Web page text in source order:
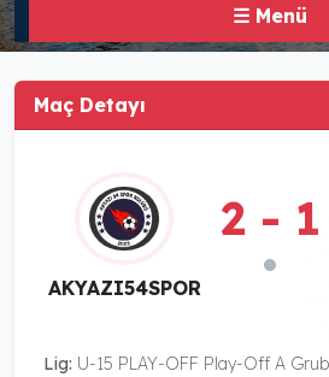
☰ Menü
Maç Detayı
AKYAZI54SPOR
2 - 1
Lig: U-15 PLAY-OFF Play-Off A